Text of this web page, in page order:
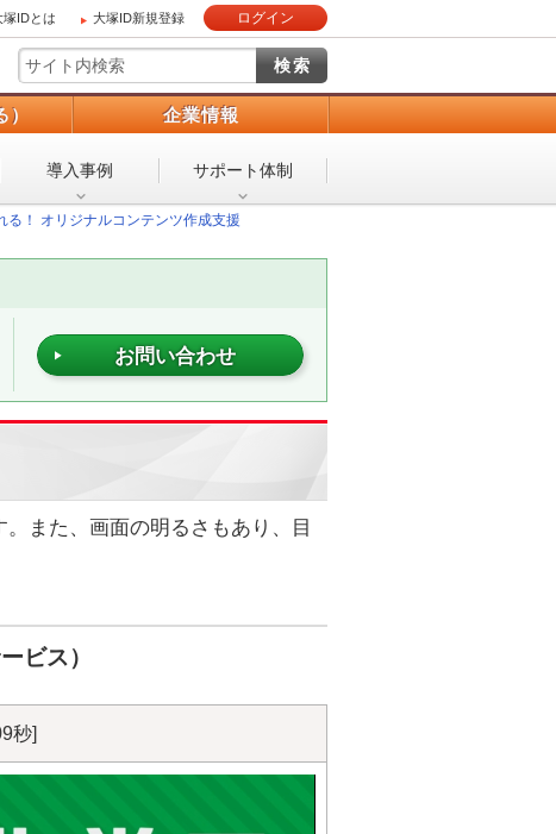
塚IDとは 大塚ID新規登録 ログイン
企業情報
導入事例 サポート体制
る！ オリジナルコンテンツ作成支援
お問い合わせ
また、画面の明るさもあり、目
ビス）
秒]